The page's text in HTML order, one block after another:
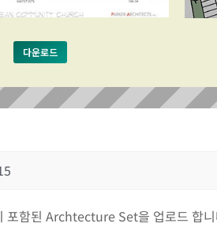
다운로드
함된 Archtecture Set을 업로드 합